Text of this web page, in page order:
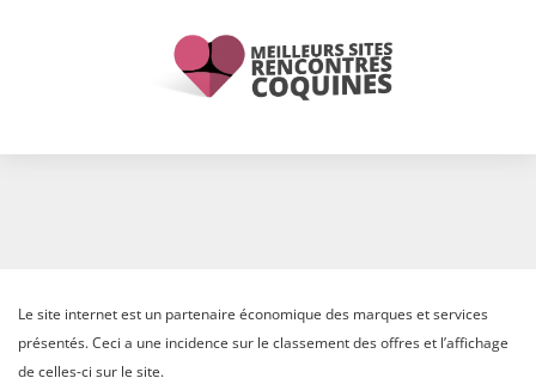
Le site internet est un partenaire économique des marques et services
présentés. Ceci a une incidence sur le classement des offres et l’affichage
de celles-ci sur le site.